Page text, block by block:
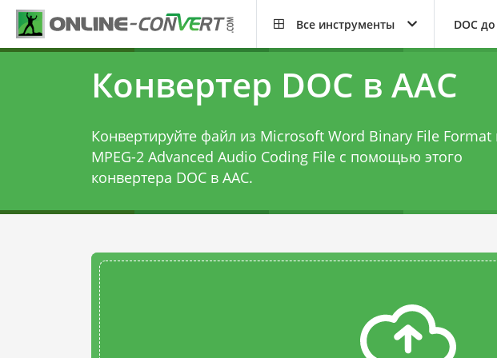
Все инструменты DOC
Конвертер DOC в AAC
Конвертируйте файл из Microsoft Word Binary File Format
MPEG-2 Advanced Audio Coding File с помощью этого
конвертера DOC в AAC.